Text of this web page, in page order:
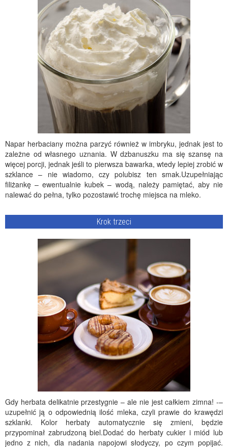
Napar herbaciany można parzyć również w imbryku, jednak jest to
zależne od własnego uznania. W dzbanuszku ma się szansę na
więcej porcji, jednak jeśli to pierwsza bawarka, wtedy lepiej zrobić w
szklance – nie wiadomo, czy polubisz ten smak.Uzupełniając
filiżankę – ewentualnie kubek – wodą, należy pamiętać, aby nie
nalewać do pełna, tylko pozostawić trochę miejsca na mleko.
Krok trzeci
Gdy herbata delikatnie przestygnie – ale nie jest całkiem zimna! -–
uzupełnić ją o odpowiednią ilość mleka, czyli prawie do krawędzi
szklanki. Kolor herbaty automatycznie się zmieni, będzie
przypominał zabrudzoną biel.Dodać do herbaty cukier i miód lub
jedno z nich, dla nadania napojowi słodyczy, po czym popijać.